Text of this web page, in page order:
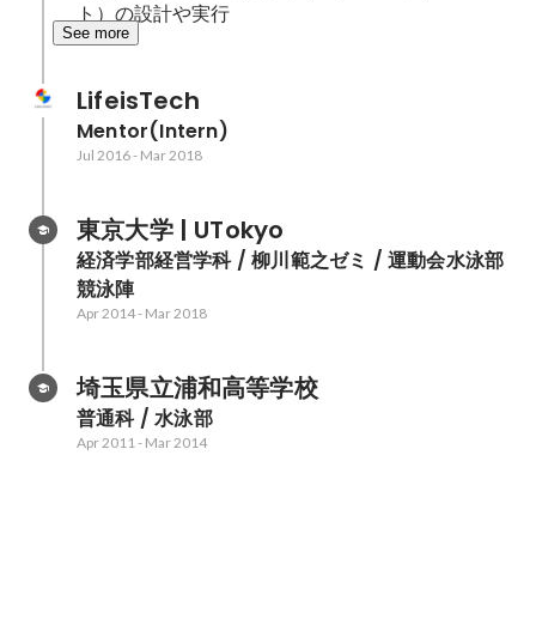
ト）の設計や実行
See more
LifeisTech
Mentor(Intern)
Jul 2016- Mar 2018
東京大学 | UTokyo
経済学部経営学科 / 柳川範之ゼミ / 運動会水泳部
競泳陣
Apr 2014- Mar 2018
埼玉県立浦和高等学校
普通科 / 水泳部
Apr 2011- Mar 2014